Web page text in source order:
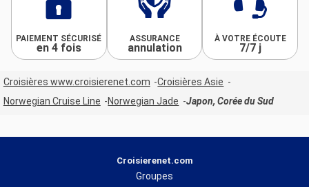
PAIEMENT SÉCURISÉ
en 4 fois
ASSURANCE
annulation
À VOTRE ÉCOUTE
7/7 j
Croisières www.croisierenet.com
Croisières Asie
Norwegian Cruise Line
Norwegian Jade Japon, Corée du Sud
Croisierenet.com
Groupes